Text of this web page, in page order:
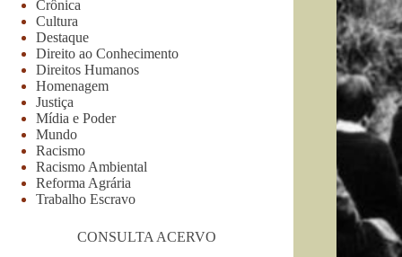
Crônica
Cultura
Destaque
Direito ao Conhecimento
Direitos Humanos
Homenagem
Justiça
Mídia e Poder
Mundo
Racismo
Racismo Ambiental
Reforma Agrária
Trabalho Escravo
CONSULTA ACERVO